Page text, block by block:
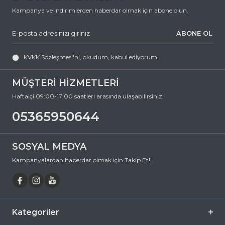
MÜŞTERİ HİZMETLERİ
Haftaiçi 09:00-17:00 saatleri arasında ulaşabilirsiniz.
05365950644
Kampanya ve indirimlerden haberdar olmak için abone olun.
ABONE OL
KVKK Sözleşmesi'ni, okudum, kabul ediyorum.
SOSYAL MEDYA
Kampanyalardan haberdar olmak için Takip Et!
Kategoriler